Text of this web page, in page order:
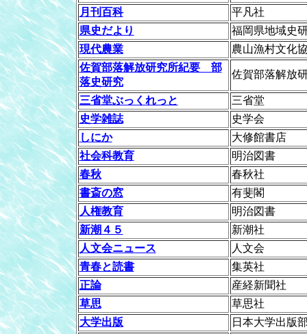
月刊百科
平凡社
県史だより
福岡県地域史
現代農業
農山漁村文化
佐賀部落解放研究所紀要 部
落史研究
佐賀部落解放
三省堂ぶっくれっと
三省堂
史学雑誌
史学会
しにか
大修館書店
社会科教育
明治図書
春秋
春秋社
書斎の窓
有斐閣
人権教育
明治図書
新潮４５
新潮社
人文会ニュース
人文会
青春と読書
集英社
正論
産経新聞社
草思
草思社
大学出版
日本大学出版